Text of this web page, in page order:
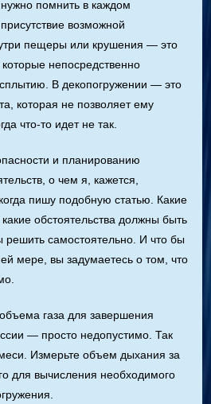
помнить в каждом
возможной
пещеры или крушения — это
непосредственно
В декопогружении — это
которая не позволяет ему
что-то идет не так.
и планированию
о чем я, кажется,
пишу подобную статью. Какие
обстоятельства должны быть
самостоятельно. И что бы
мере, вы задумаетесь о том, что
газа для завершения
— просто недопустимо. Так
Измерьте объем дыхания за
для вычисления необходимого